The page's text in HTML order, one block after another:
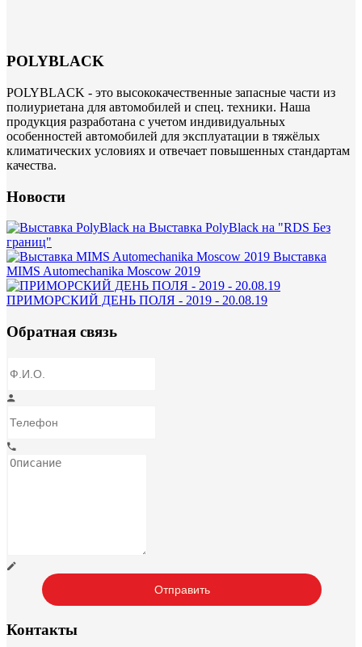
POLYBLACK
POLYBLACK - это высококачественные запасные части из
полиуриетана для автомобилей и спец. техники. Наша
продукция разработана с учетом индивидуальных
особенностей автомобилей для эксплуатации в тяжёлых
климатических условиях и отвечает повышенных стандартам
качества.
Новости
Выставка PolyBlack на "RDS Без
границ"
Выставка
MIMS Automechanika Moscow 2019
ПРИМОРСКИЙ ДЕНЬ ПОЛЯ - 2019 - 20.08.19
Обратная связь
Контакты